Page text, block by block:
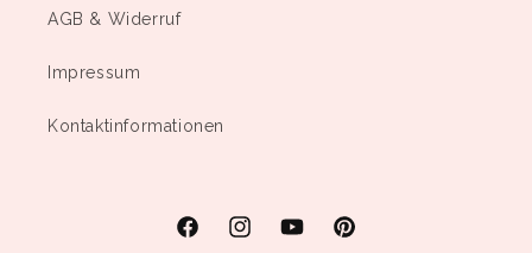
AGB & Widerruf
Impressum
Kontaktinformationen
FacebookInstagramYouTubePinterest